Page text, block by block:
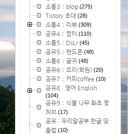
소통3：blog (275)
Tistory 초대 (28)
소통4：리뷰 (309)
공유4：컴터 (110)
소통5：DsLr(45)
공유5：핸드폰 (48)
소통6：글귀 (48)
공유6：요리(학원) (20)
공유7：커피coffee (10)
공유8 : 영어 English
(104)
공유9：식물 나무 화초 꽃
허브 (17)
공유 : 우리말공부 한글 맞
춤법 (10)